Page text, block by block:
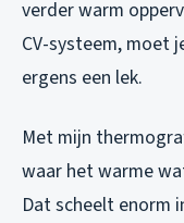
verder warm
CV-systeem, moet
ergens een lek.
Met mijn
waar het warme
Dat scheelt enorm